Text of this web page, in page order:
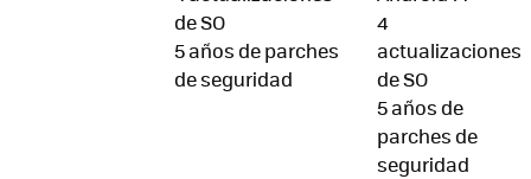
de SO
5 años de parches
de seguridad
4
actualizaciones
de SO
5 años de
parches de
seguridad